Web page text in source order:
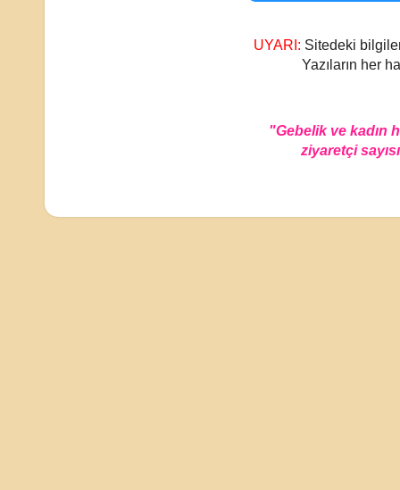
UYARI: Sitedeki
Yazıların her
"Gebelik ve kadın
ziyaretçi